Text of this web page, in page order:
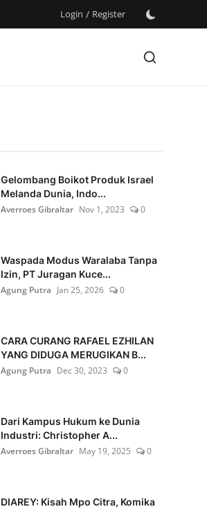
Login / Register
Gelombang Boikot Produk Israel
Melanda Dunia, Indo...
Averroes Gibraltar Nov 1, 2023 0
Waspada Modus Waralaba Tanpa
Izin, PT Juragan Kuce...
Agung Putra Jan 25, 2026 0
CARA CURANG RAFAEL EZHILAN
YANG DIDUGA MERUGIKAN B...
Agung Putra Dec 30, 2023 0
Dari Kampus Hukum ke Dunia
Industri: Christopher A...
Averroes Gibraltar May 19, 2025 0
DIAREY: Kisah Mpo Citra, Komika